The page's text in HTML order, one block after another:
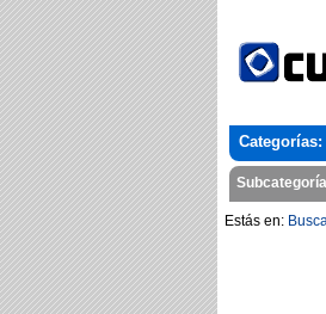
Categorías:
Estás en: